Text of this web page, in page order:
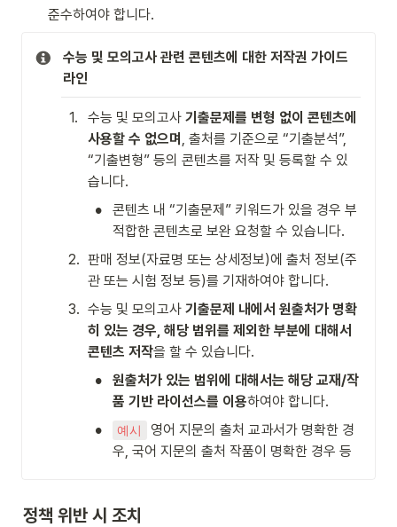
준수하여야 합니다.
수능 및 모의고사 관련 콘텐츠에 대한 저작권 가이드
라인
1. 수능 및 모의고사 기출문제를 변형 없이 콘텐츠에
사용할 수 없으며 , 출처를 기준으로 “기출분석”,
“기출변형” 등의 콘텐츠를 저작 및 등록할 수 있
습니다.
•
콘텐츠 내 “기출문제” 키워드가 있을 경우 부
적합한 콘텐츠로 보완 요청할 수 있습니다.
2. 판매 정보(자료명 또는 상세정보)에 출처 정보(주
관 또는 시험 정보 등)를 기재하여야 합니다.
3. 수능 및 모의고사 기출문제 내에서 원출처가 명확
히 있는 경우, 해당 범위를 제외한 부분에 대해서
콘텐츠 저작을 할 수 있습니다.
•
원출처가 있는 범위에 대해서는 해당 교재/작
품 기반 라이선스를 이용하여야 합니다.
• 예시
영어 지문의 출처 교과서가 명확한 경
우, 국어 지문의 출처 작품이 명확한 경우 등
정책 위반 시 조치